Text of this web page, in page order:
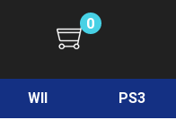
0
WII PS3